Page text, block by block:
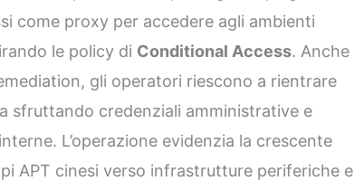
come proxy per accedere agli ambienti
le policy di Conditional Access. Anche
gli operatori riescono a rientrare
sfruttando credenziali amministrative e
L’operazione evidenzia la crescente
APT cinesi verso infrastrutture periferiche e